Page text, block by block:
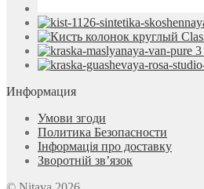
Информация
Умови згоди
Политика Безопасности
Інформація про доставку
Зворотній зв’язок